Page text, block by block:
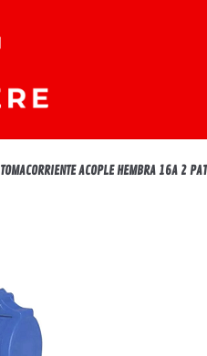
TOMACORRIENTE ACOPLE HEMBRA 16A 2